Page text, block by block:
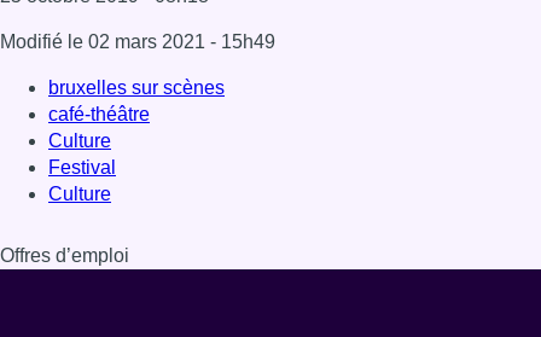
Modifié le 02 mars 2021 - 15h49
bruxelles sur scènes
café-théâtre
Culture
Festival
Culture
Offres d’emploi